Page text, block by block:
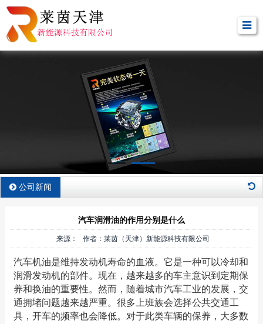
公司新闻
汽车润滑油的作用分别是什么
来源： 作者：莱茵（天津）新能源科技有限公司
汽车机油是维持发动机寿命的血液。它是一种可以冷却和
润滑发动机的部件。现在，越来越多的车主意识到定期保
养和换油的重要性。然而，随着城市汽车工业的发展，交
通拥堵问题越来越严重。很多上班族会选择公共交通工
具，开车的频率也会降低。对于此类车辆的保养，大多数